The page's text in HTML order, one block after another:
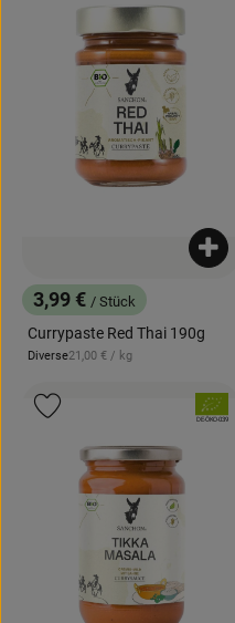
, Preis:
3,99 € / Stück
Currypaste Red Thai 190g
, Herkunft:
Diverse, Referenzpreis:
21,00 € / kg
,
, Kontrollstelle:
DE-ÖKO-039
Produkt zu Favouriten